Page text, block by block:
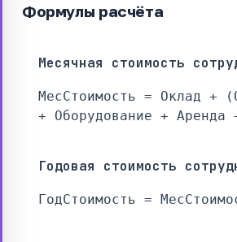
Формулы расчёта
Месячная стоимость
МесСтоимость = Оклад +
+ Оборудование + Аренда
Годовая стоимость
ГодСтоимость =